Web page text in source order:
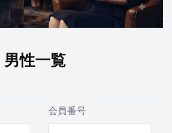
男性一覧
会員番号